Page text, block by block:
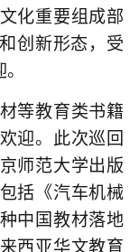
化重要组成部
创新形态，受
等教育类书籍
迎。此次巡回
师范大学出版
括《汽车机械
中国教材落地
西亚华文教育